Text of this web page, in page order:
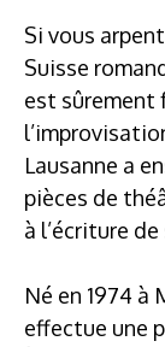
Si vous
Suisse
est sûrement
Lausanne a
pièces de
à l’écriture
Né en 1974 à
effectue une